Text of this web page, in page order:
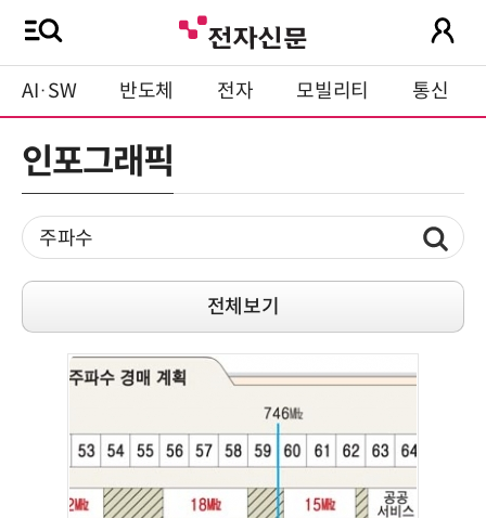
AI·SW 반도체 전자 모빌리티 통신
인포그래픽
전체보기